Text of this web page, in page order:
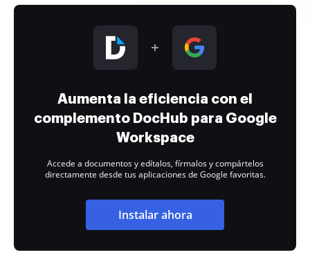
Aumenta la eficiencia con el
complemento DocHub para Google
Workspace
Accede a documentos y edítalos, fírmalos y compártelos
directamente desde tus aplicaciones de Google favoritas.
Instalar ahora